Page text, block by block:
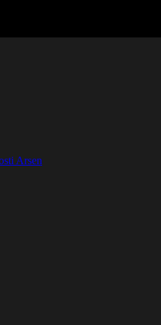
Arsen